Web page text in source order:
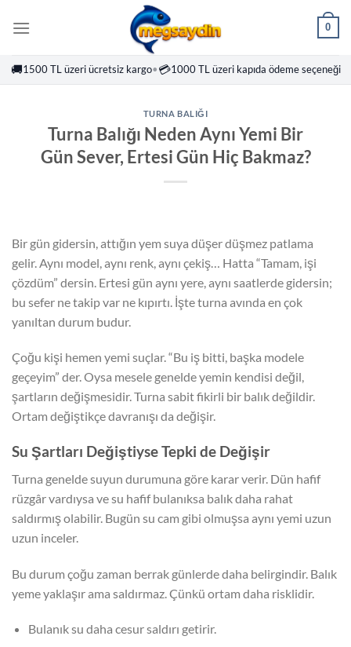
atla
0
🚚1500 TL üzeri ücretsiz kargo•💳1000 TL üzeri kapıda ödeme seçeneği
TURNA BALIĞI
Turna Balığı Neden Aynı Yemi Bir
Gün Sever, Ertesi Gün Hiç Bakmaz?
Bir gün gidersin, attığın yem suya düşer düşmez patlama
gelir. Aynı model, aynı renk, aynı çekiş… Hatta “Tamam, işi
çözdüm” dersin. Ertesi gün aynı yere, aynı saatlerde gidersin;
bu sefer ne takip var ne kıpırtı. İşte turna avında en çok
yanıltan durum budur.
Çoğu kişi hemen yemi suçlar. “Bu iş bitti, başka modele
geçeyim” der. Oysa mesele genelde yemin kendisi değil,
şartların değişmesidir. Turna sabit fikirli bir balık değildir.
Ortam değiştikçe davranışı da değişir.
Su Şartları Değiştiyse Tepki de Değişir
Turna genelde suyun durumuna göre karar verir. Dün hafif
rüzgâr vardıysa ve su hafif bulanıksa balık daha rahat
saldırmış olabilir. Bugün su cam gibi olmuşsa aynı yemi uzun
uzun inceler.
Bu durum çoğu zaman berrak günlerde daha belirgindir. Balık
yeme yaklaşır ama saldırmaz. Çünkü ortam daha risklidir.
Bulanık su daha cesur saldırı getirir.